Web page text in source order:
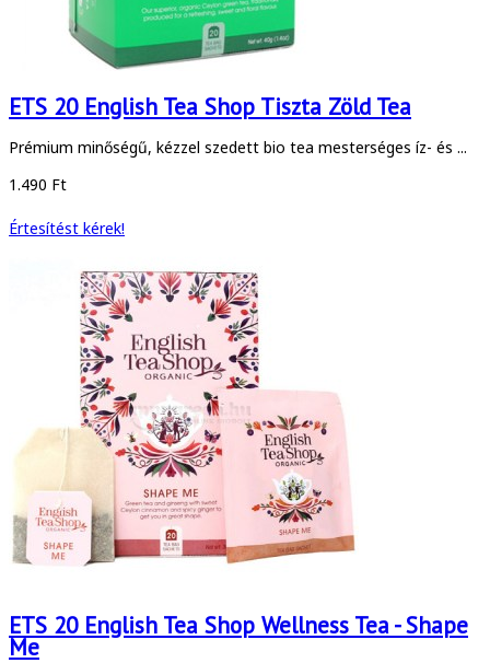
ETS 20 English Tea Shop Tiszta Zöld Tea
Prémium minőségű, kézzel szedett bio tea mesterséges íz- és ...
1.490 Ft
Értesítést kérek!
ETS 20 English Tea Shop Wellness Tea - Shape
Me